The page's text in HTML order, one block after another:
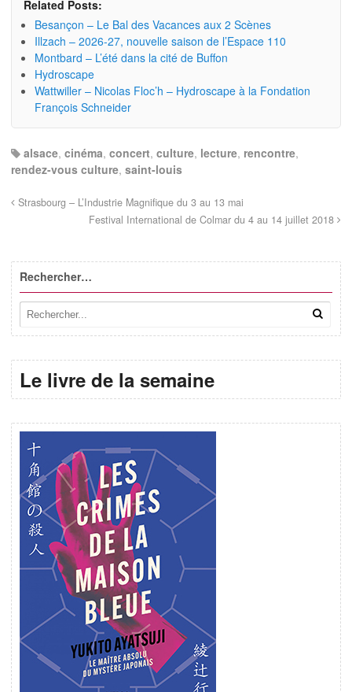
Related Posts:
Besançon – Le Bal des Vacances aux 2 Scènes
Illzach – 2026-27, nouvelle saison de l’Espace 110
Montbard – L’été dans la cité de Buffon
Hydroscape
Wattwiller – Nicolas Floc’h – Hydroscape à la Fondation
François Schneider
alsace, cinéma, concert, culture, lecture, rencontre,
rendez-vous culture, saint-louis
Strasbourg – L’Industrie Magnifique du 3 au 13 mai
Festival International de Colmar du 4 au 14 juillet 2018
Rechercher…
Le livre de la semaine